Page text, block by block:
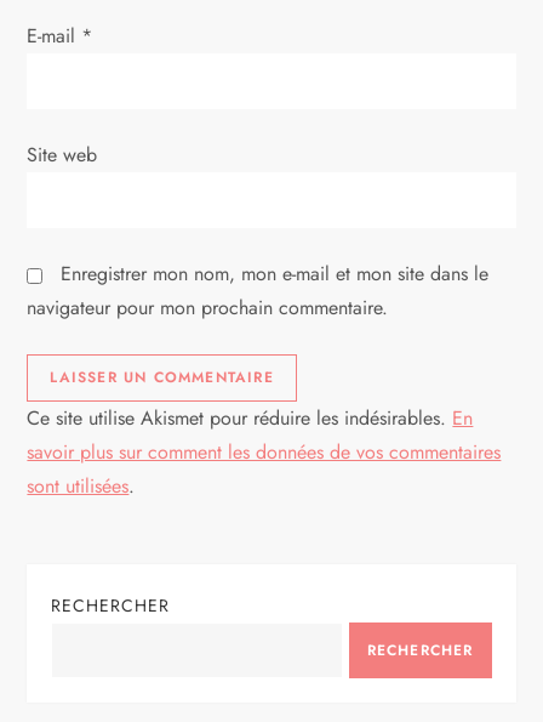
a
t
c
l
e
E-mail *
Site web
Enregistrer mon nom, mon e-mail et mon site dans le
navigateur pour mon prochain commentaire.
Ce site utilise Akismet pour réduire les indésirables. En
savoir plus sur comment les données de vos commentaires
sont utilisées.
RECHERCHER
RECHERCHER